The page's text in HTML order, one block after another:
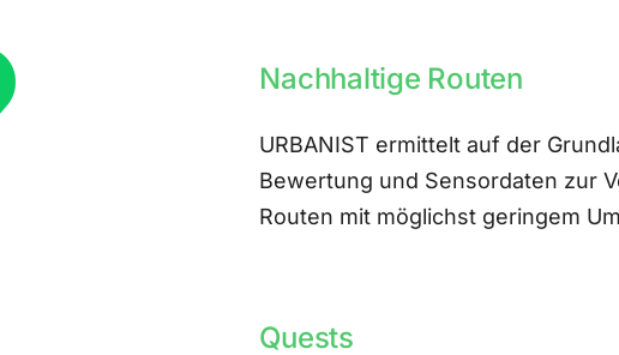
Nachhaltige Routen
URBANIST ermittelt auf der
Bewertung und Sensordaten zur
Routen mit möglichst geringem
Quests